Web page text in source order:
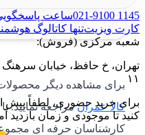
برای مشاهده دیگر
کالا عمرانمراجعه نمایید.
کارشناسان حرفه ای
021-9100 1145ساعت پاسخگویی
کارت ویزیتتنها کاتالوگ
شعبه مرکزی (فروش):
تهران، خ حافظ، خیابان
۱۱
برای خرید حضوری، لطفاً پیش
کنید تا موجودی و زمان بازدید